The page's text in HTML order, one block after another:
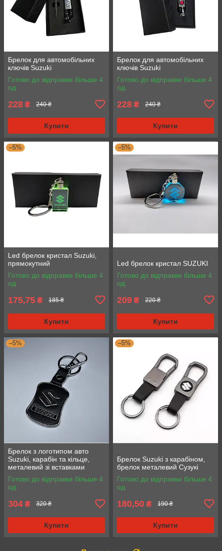
Брелок для автомобільних
ключів Suzuki
Готово до відправки більше 4
од.
228 ₴ 240 ₴
Купити
Брелок для автомобільних
ключів Suzuki
Готово до відправки більше 4
од.
228 ₴ 240 ₴
Купити
–5%
Led брелок кристал Suzuki,
прямокутний
Готово до відправки більше 4
од.
175,75 ₴ 185 ₴
Купити
–5%
Led брелок кристал SUZUKI
Готово до відправки більше 4
од.
209 ₴ 220 ₴
Купити
–5%
Брелок з логотипом авто
Suzuki, карабін та кільце,
металевий зі вставками
натуральної шкіри.
Готово до відправки більше 4
од.
304 ₴ 320 ₴
Купити
–5%
Брелок Suzuki з карабіном,
брелок металевий Сузукі
Готово до відправки більше 4
од.
180,50 ₴ 190 ₴
Купити